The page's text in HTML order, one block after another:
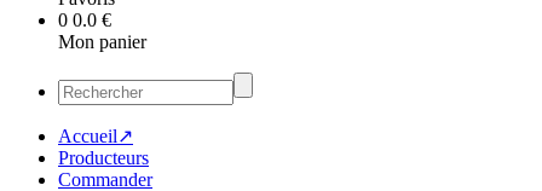
0 0.0 €
Mon panier
Accueil↗
Producteurs
Commander